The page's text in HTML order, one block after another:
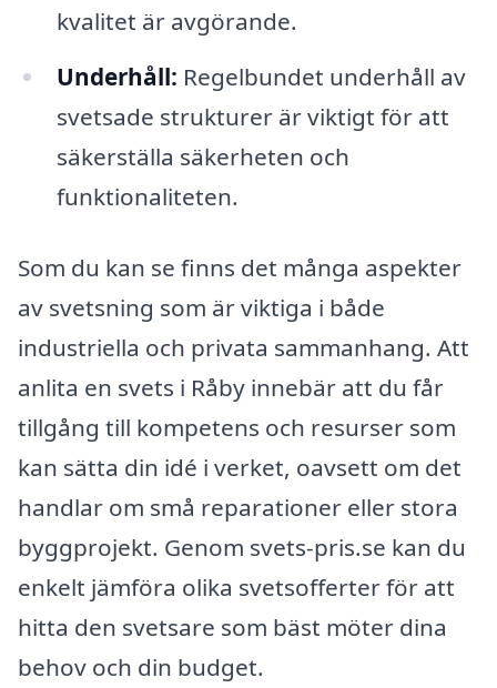
kvalitet är avgörande.
Underhåll: Regelbundet underhåll av
svetsade strukturer är viktigt för att
säkerställa säkerheten och
funktionaliteten.
Som du kan se finns det många aspekter
av svetsning som är viktiga i både
industriella och privata sammanhang. Att
anlita en svets i Råby innebär att du får
tillgång till kompetens och resurser som
kan sätta din idé i verket, oavsett om det
handlar om små reparationer eller stora
byggprojekt. Genom svets-pris.se kan du
enkelt jämföra olika svetsofferter för att
hitta den svetsare som bäst möter dina
behov och din budget.